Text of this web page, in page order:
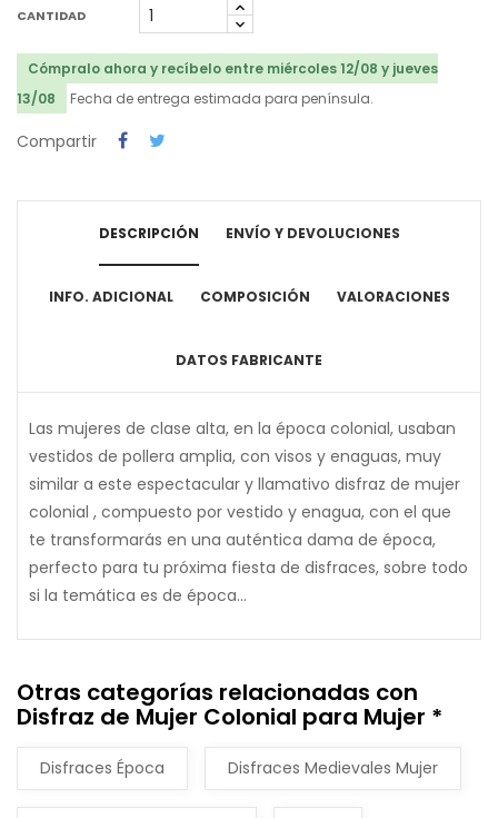
CANTIDAD
Cómpralo ahora y recíbelo entre miércoles 12/08 y jueves
13/08
Fecha de entrega estimada para península.
Compartir
DESCRIPCIÓN ENVÍO Y DEVOLUCIONES
INFO. ADICIONAL COMPOSICIÓN VALORACIONES
DATOS FABRICANTE
Las mujeres de clase alta, en la época colonial, usaban
vestidos de pollera amplia, con visos y enaguas, muy
similar a este espectacular y llamativo disfraz de mujer
colonial , compuesto por vestido y enagua, con el que
te transformarás en una auténtica dama de época,
perfecto para tu próxima fiesta de disfraces, sobre todo
si la temática es de época...
Otras categorías relacionadas con
Disfraz de Mujer Colonial para Mujer *
Disfraces Época Disfraces Medievales Mujer